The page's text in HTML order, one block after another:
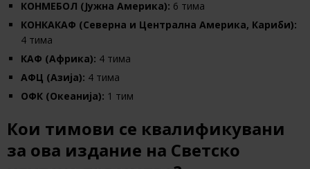
КОНМЕБОЛ (Јужна Америка): 6 тима
КОНКАКАФ (Северна и Централна Америка, Кариби):
4 тима
КАФ (Африка): 4 тима
АФЦ (Азија): 4 тима
ОФК (Океанија): 1 тим
Кои тимови се квалификувани
за ова издание на Светско